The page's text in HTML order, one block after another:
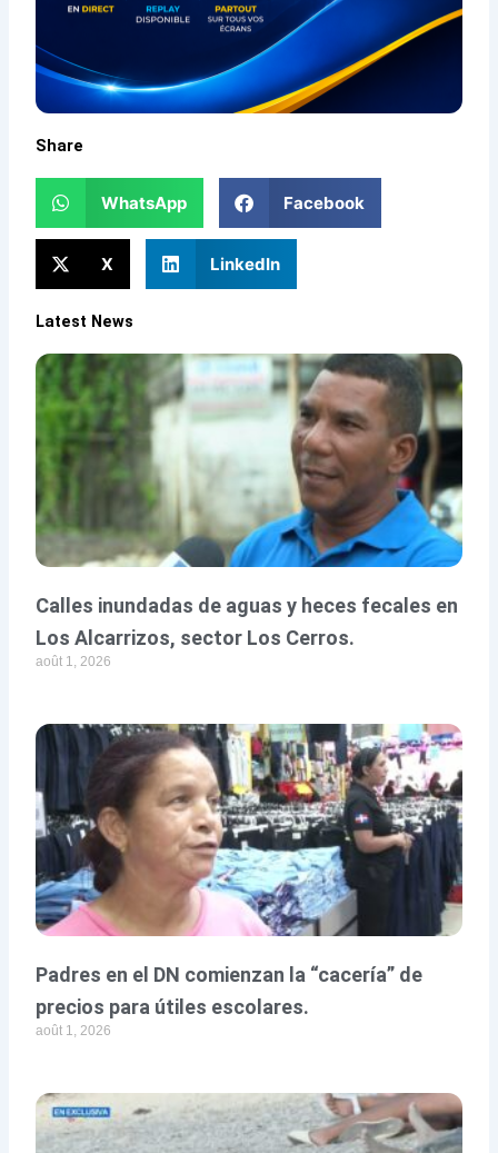
Share
WhatsApp Facebook
X LinkedIn
Latest News
Calles inundadas de aguas y heces fecales en
Los Alcarrizos, sector Los Cerros.
août 1, 2026
Padres en el DN comienzan la “cacería” de
precios para útiles escolares.
août 1, 2026